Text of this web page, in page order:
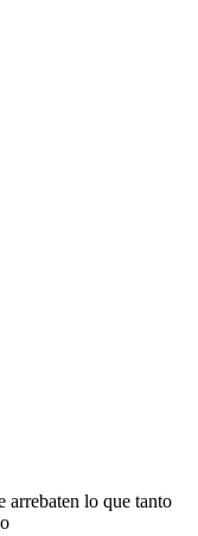
arrebaten lo que tanto